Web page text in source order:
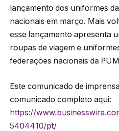
lançamento dos uniformes
nacionais em março. Mais
esse lançamento apresenta
roupas de viagem e
federações nacionais da
Este comunicado de
comunicado completo aqui:
https://
5404410/pt/